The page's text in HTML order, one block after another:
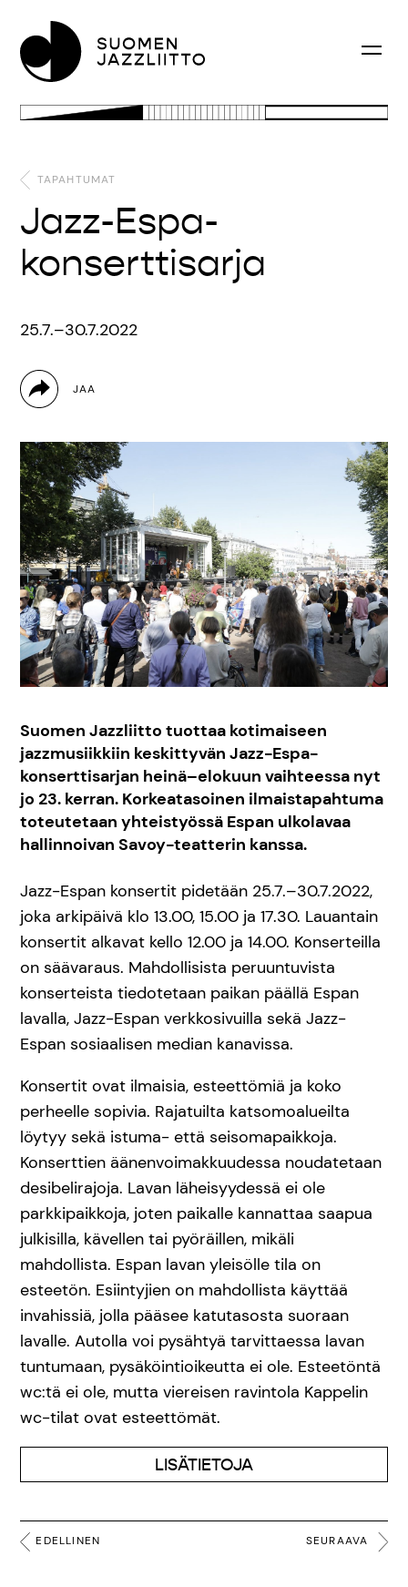
TAPAHTUMAT
Jazz-Espa-
konserttisarja
25.7.–30.7.2022
Suomen Jazzliitto tuottaa kotimaiseen
jazzmusiikkiin keskittyvän Jazz-Espa-
konserttisarjan heinä–elokuun vaihteessa nyt
jo 23. kerran. Korkeatasoinen ilmaistapahtuma
toteutetaan yhteistyössä Espan ulkolavaa
hallinnoivan Savoy-teatterin kanssa.
Jazz-Espan konsertit pidetään 25.7.–30.7.2022,
joka arkipäivä klo 13.00, 15.00 ja 17.30. Lauantain
konsertit alkavat kello 12.00 ja 14.00. Konserteilla
on säävaraus. Mahdollisista peruuntuvista
konserteista tiedotetaan paikan päällä Espan
lavalla, Jazz-Espan verkkosivuilla sekä Jazz-
Espan sosiaalisen median kanavissa.
Konsertit ovat ilmaisia, esteettömiä ja koko
perheelle sopivia. Rajatuilta katsomoalueilta
löytyy sekä istuma- että seisomapaikkoja.
Konserttien äänenvoimakkuudessa noudatetaan
desibelirajoja. Lavan läheisyydessä ei ole
parkkipaikkoja, joten paikalle kannattaa saapua
julkisilla, kävellen tai pyöräillen, mikäli
mahdollista. Espan lavan yleisölle tila on
esteetön. Esiintyjien on mahdollista käyttää
invahissiä, jolla pääsee katutasosta suoraan
lavalle. Autolla voi pysähtyä tarvittaessa lavan
tuntumaan, pysäköintioikeutta ei ole. Esteetöntä
wc:tä ei ole, mutta viereisen ravintola Kappelin
wc-tilat ovat esteettömät.
LISÄTIETOJA
EDELLINEN SEURAAVA